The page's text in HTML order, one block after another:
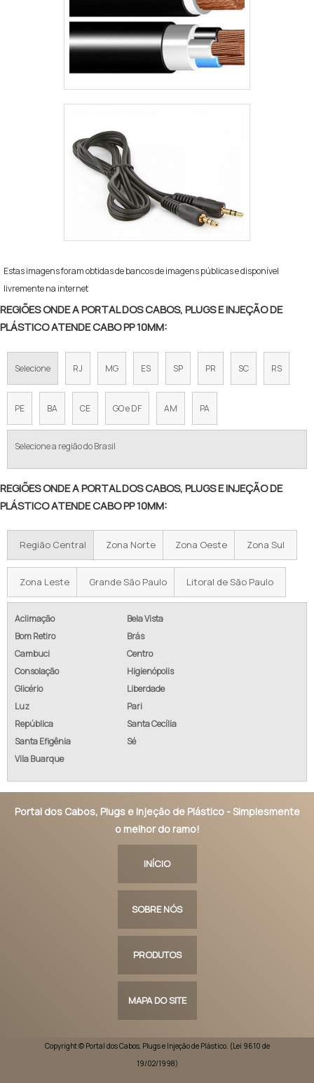
Estas imagens foram obtidas de bancos de imagens públicas e disponível
livremente na internet
REGIÕES ONDE A PORTAL DOS CABOS, PLUGS E INJEÇÃO DE
PLÁSTICO ATENDE CABO PP 10MM:
Selecione RJ MG ES SP PR SC RS
PE BA CE GO e DF AM PA
Selecione a região do Brasil
REGIÕES ONDE A PORTAL DOS CABOS, PLUGS E INJEÇÃO DE
PLÁSTICO ATENDE CABO PP 10MM:
Região Central Zona Norte Zona Oeste Zona Sul
Zona Leste Grande São Paulo Litoral de São Paulo
Aclimação
Bela Vista
Bom Retiro
Brás
Cambuci
Centro
Consolação
Higienópolis
Glicério
Liberdade
Luz
Pari
República
Santa Cecília
Santa Efigênia
Sé
Vila Buarque
Portal dos Cabos, Plugs e Injeção de Plástico - Simplesmente
o melhor do ramo!
INÍCIO
SOBRE NÓS
PRODUTOS
MAPA DO SITE
Copyright © Portal dos Cabos, Plugs e Injeção de Plástico. (Lei 9610 de
19/02/1998)